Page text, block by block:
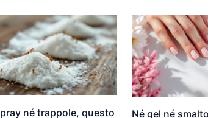
né trappole, questo Né gel né